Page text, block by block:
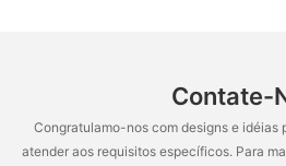
Contate-
Congratulamo-nos com designs e idéias
atender aos requisitos específicos. Para